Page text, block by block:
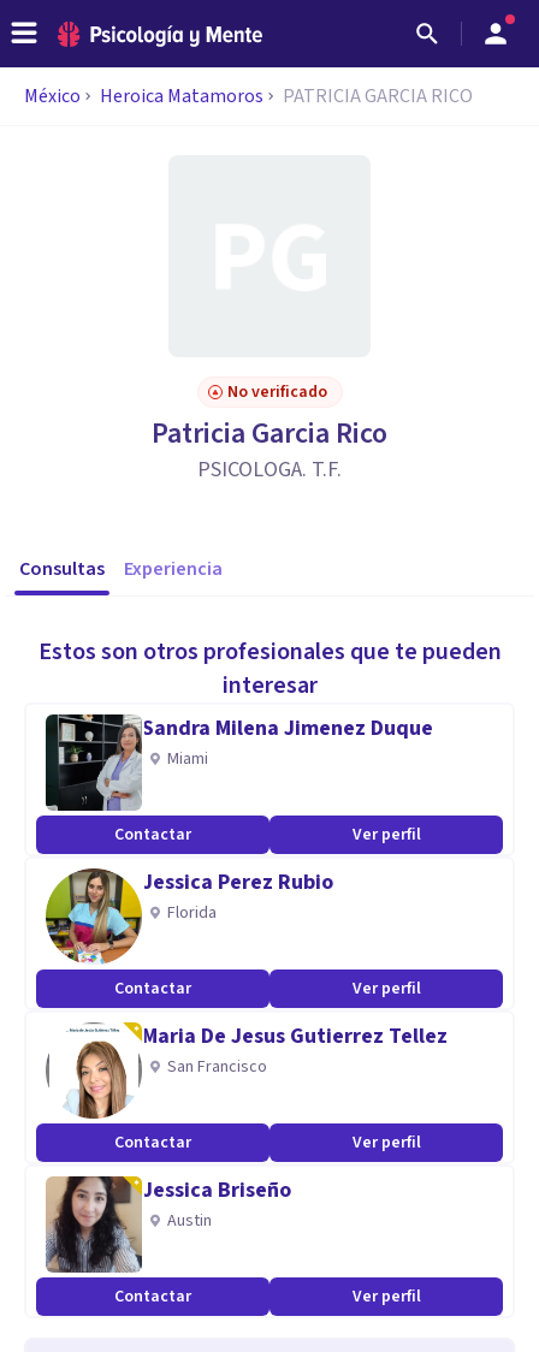
México Heroica Matamoros PATRICIA GARCIA RICO
No verificado
Patricia Garcia Rico
PSICOLOGA. T.F.
Consultas Experiencia
Estos son otros profesionales que te pueden
interesar
Sandra Milena Jimenez Duque
Miami
Contactar Ver perfil
Jessica Perez Rubio
Florida
Contactar Ver perfil
Maria De Jesus Gutierrez Tellez
San Francisco
Contactar Ver perfil
Jessica Briseño
Austin
Contactar Ver perfil